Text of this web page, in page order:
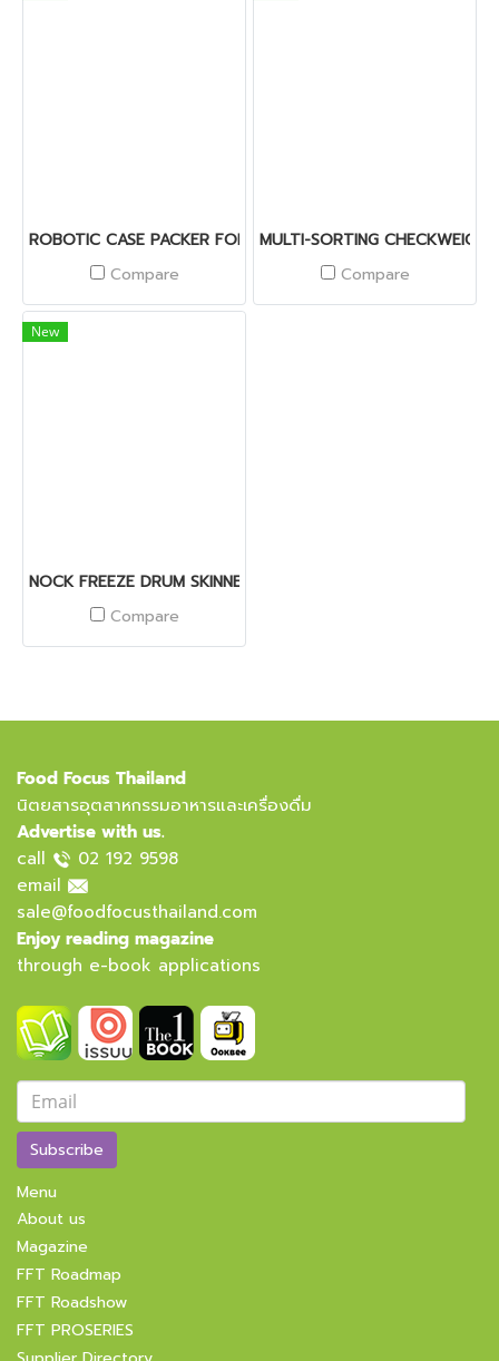
ROBOTIC CASE PACKER FOR FROZEN FOODS
Compare
MULTI-SORTING
Compare
New
NOCK FREEZE DRUM SKINNER
Compare
Food Focus Thailand
นิตยสารอุตสาหกรรมอาหารและเครื่องดื่ม
Advertise with us.
call
02 192 9598
email
sale@foodfocusthailand.com
Enjoy reading magazine
through e-book applications
Subscribe
Menu
About us
Magazine
FFT Roadmap
FFT Roadshow
FFT PROSERIES